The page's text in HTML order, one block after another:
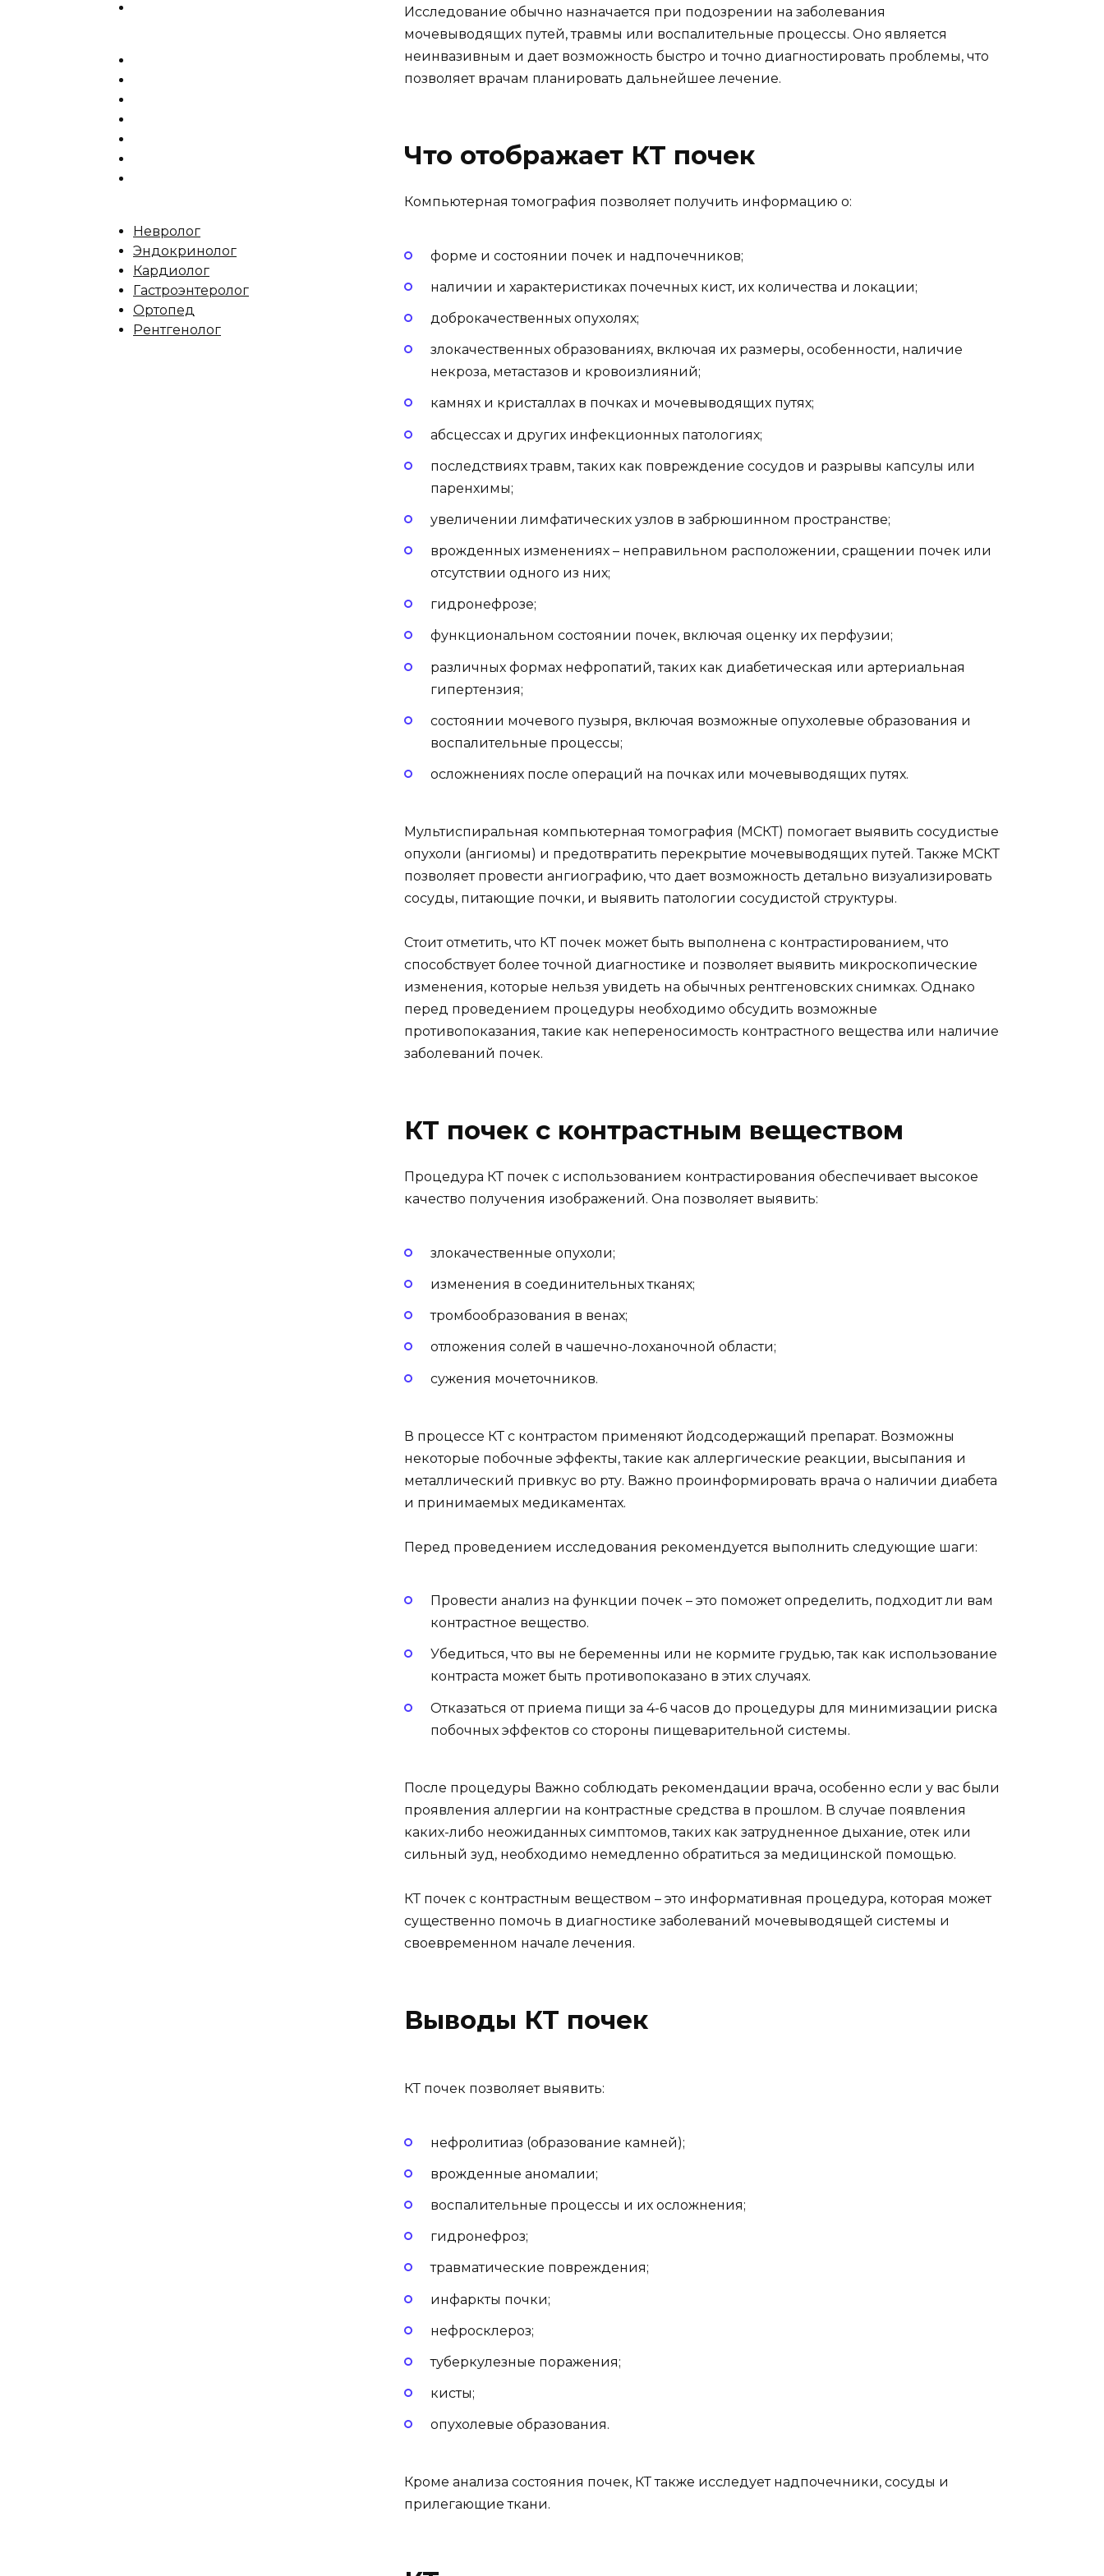
Исследование обычно назначается при подозрении на заболевания
мочевыводящих путей, травмы или воспалительные процессы. Оно является
неинвазивным и дает возможность быстро и точно диагностировать проблемы, что
позволяет врачам планировать дальнейшее лечение.
Что отображает КТ почек
Компьютерная томография позволяет получить информацию о:
форме и состоянии почек и надпочечников;
наличии и характеристиках почечных кист, их количества и локации;
доброкачественных опухолях;
злокачественных образованиях, включая их размеры, особенности, наличие
некроза, метастазов и кровоизлияний;
камнях и кристаллах в почках и мочевыводящих путях;
абсцессах и других инфекционных патологиях;
последствиях травм, таких как повреждение сосудов и разрывы капсулы или
паренхимы;
увеличении лимфатических узлов в забрюшинном пространстве;
врожденных изменениях – неправильном расположении, сращении почек или
отсутствии одного из них;
гидронефрозе;
функциональном состоянии почек, включая оценку их перфузии;
различных формах нефропатий, таких как диабетическая или артериальная
гипертензия;
состоянии мочевого пузыря, включая возможные опухолевые образования и
воспалительные процессы;
осложнениях после операций на почках или мочевыводящих путях.
Мультиспиральная компьютерная томография (МСКТ) помогает выявить сосудистые
опухоли (ангиомы) и предотвратить перекрытие мочевыводящих путей. Также МСКТ
позволяет провести ангиографию, что дает возможность детально визуализировать
сосуды, питающие почки, и выявить патологии сосудистой структуры.
Стоит отметить, что КТ почек может быть выполнена с контрастированием, что
способствует более точной диагностике и позволяет выявить микроскопические
изменения, которые нельзя увидеть на обычных рентгеновских снимках. Однако
перед проведением процедуры необходимо обсудить возможные
противопоказания, такие как непереносимость контрастного вещества или наличие
заболеваний почек.
КТ почек с контрастным веществом
Процедура КТ почек с использованием контрастирования обеспечивает высокое
качество получения изображений. Она позволяет выявить:
злокачественные опухоли;
изменения в соединительных тканях;
тромбообразования в венах;
отложения солей в чашечно-лоханочной области;
сужения мочеточников.
В процессе КТ с контрастом применяют йодсодержащий препарат. Возможны
некоторые побочные эффекты, такие как аллергические реакции, высыпания и
металлический привкус во рту. Важно проинформировать врача о наличии диабета
и принимаемых медикаментах.
Перед проведением исследования рекомендуется выполнить следующие шаги:
Провести анализ на функции почек – это поможет определить, подходит ли вам
контрастное вещество.
Убедиться, что вы не беременны или не кормите грудью, так как использование
контраста может быть противопоказано в этих случаях.
Отказаться от приема пищи за 4-6 часов до процедуры для минимизации риска
побочных эффектов со стороны пищеварительной системы.
После процедуры Важно соблюдать рекомендации врача, особенно если у вас были
проявления аллергии на контрастные средства в прошлом. В случае появления
каких-либо неожиданных симптомов, таких как затрудненное дыхание, отек или
сильный зуд, необходимо немедленно обратиться за медицинской помощью.
КТ почек с контрастным веществом – это информативная процедура, которая может
существенно помочь в диагностике заболеваний мочевыводящей системы и
своевременном начале лечения.
Выводы КТ почек
КТ почек позволяет выявить:
нефролитиаз (образование камней);
врожденные аномалии;
воспалительные процессы и их осложнения;
гидронефроз;
травматические повреждения;
инфаркты почки;
нефросклероз;
туберкулезные поражения;
кисты;
опухолевые образования.
Кроме анализа состояния почек, КТ также исследует надпочечники, сосуды и
прилегающие ткани.
Невролог
Эндокринолог
Кардиолог
Гастроэнтеролог
Ортопед
Рентгенолог